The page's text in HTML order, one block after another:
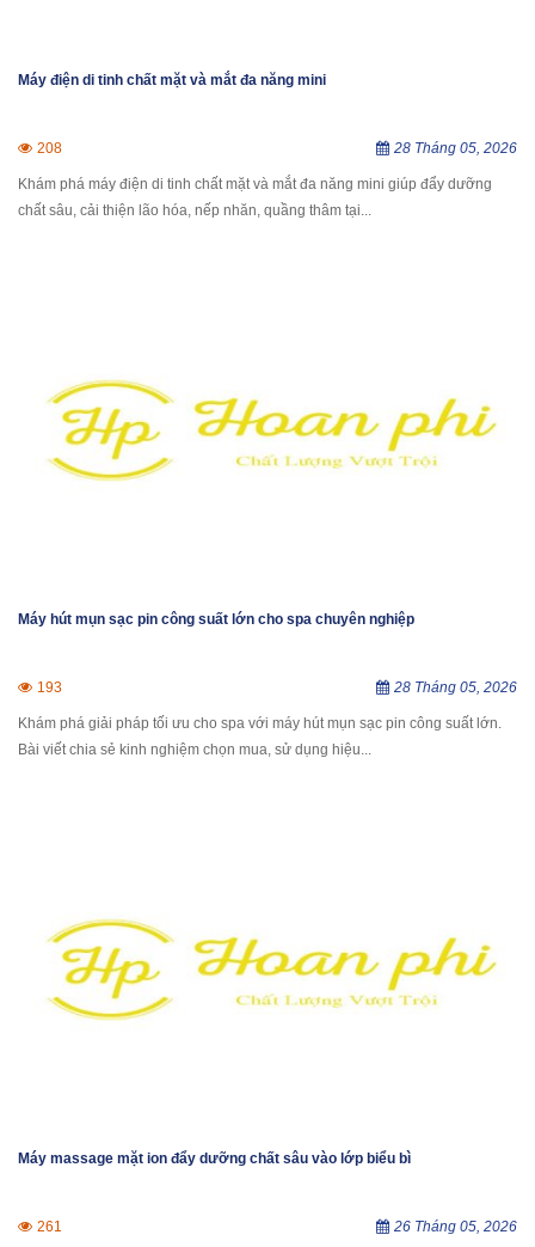
Máy điện di tinh chất mặt và mắt đa năng mini
208 28 Tháng 05, 2026
Khám phá máy điện di tinh chất mặt và mắt đa năng mini giúp đẩy dưỡng
chất sâu, cải thiện lão hóa, nếp nhăn, quầng thâm tại...
Máy hút mụn sạc pin công suất lớn cho spa chuyên nghiệp
193 28 Tháng 05, 2026
Khám phá giải pháp tối ưu cho spa với máy hút mụn sạc pin công suất lớn.
Bài viết chia sẻ kinh nghiệm chọn mua, sử dụng hiệu...
Máy massage mặt ion đẩy dưỡng chất sâu vào lớp biểu bì
261 26 Tháng 05, 2026